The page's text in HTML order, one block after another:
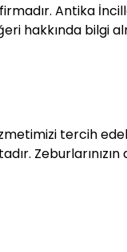
Antika
hakkında bilgi
tercih